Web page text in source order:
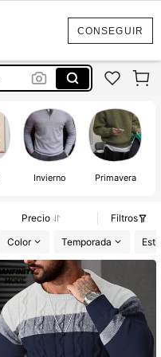
CONSEGUIR
Invierno Primavera
Precio
Filtros
Color Temporada